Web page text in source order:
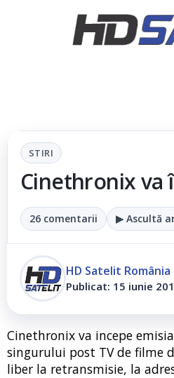
STIRI
Cinethronix va
26 comentarii ▶ Ascultă
HD Satelit România
Publicat: 15 iunie
Cinethronix va incepe
singurului post TV de filme
liber la retransmisie, la